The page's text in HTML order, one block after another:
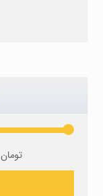
850,000 تومان